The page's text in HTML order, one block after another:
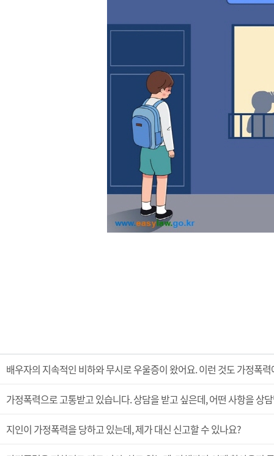
배우자의 지속적인 비하와 무시로 우울증이 왔어요. 이런 것도 가정폭
가정폭력으로 고통받고 있습니다. 상담을 받고 싶은데, 어떤 사항을 상
지인이 가정폭력을 당하고 있는데, 제가 대신 신고할 수 있나요?